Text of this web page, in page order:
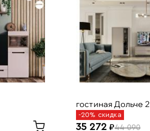
гостиная Дольче 2
-20% скидка
35 272 44 090